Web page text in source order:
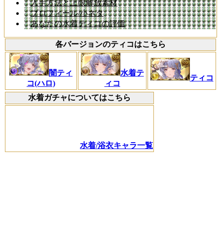
入手方法と上限解放素材
プロフィール/小ネタ
あなたの水着ティコの評価
各バージョンのティコはこちら
闇ティ
コ(ハロ)
水着テ
ィコ
ティコ
水着ガチャについてはこちら
水着/浴衣キャラ一覧